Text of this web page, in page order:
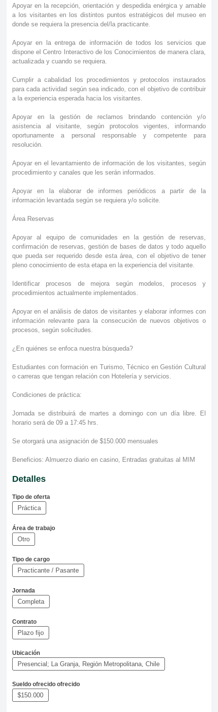
Apoyar en la recepción, orientación y despedida enérgica y amable
a los visitantes en los distintos puntos estratégicos del museo en
donde se requiera la presencia del/la practicante.
Apoyar en la entrega de información de todos los servicios que
dispone el Centro Interactivo de los Conocimientos de manera clara,
actualizada y cuando se requiera.
Cumplir a cabalidad los procedimientos y protocolos instaurados
para cada actividad según sea indicado, con el objetivo de contribuir
a la experiencia esperada hacia los visitantes.
Apoyar en la gestión de reclamos brindando contención y/o
asistencia al visitante, según protocolos vigentes, informando
oportunamente a personal responsable y competente para
resolución.
Apoyar en el levantamiento de información de los visitantes, según
procedimiento y canales que les serán informados.
Apoyar en la elaborar de informes periódicos a partir de la
información levantada según se requiera y/o solicite.
Área Reservas
Apoyar al equipo de comunidades en la gestión de reservas,
confirmación de reservas, gestión de bases de datos y todo aquello
que pueda ser requerido desde esta área, con el objetivo de tener
pleno conocimiento de esta etapa en la experiencia del visitante.
Identificar procesos de mejora según modelos, procesos y
procedimientos actualmente implementados.
Apoyar en el análisis de datos de visitantes y elaborar informes con
información relevante para la consecución de nuevos objetivos o
procesos, según solicitudes.
¿En quiénes se enfoca nuestra búsqueda?
Estudiantes con formación en Turismo, Técnico en Gestión Cultural
o carreras que tengan relación con Hotelería y servicios.
Condiciones de práctica:
Jornada se distribuirá de martes a domingo con un día libre. El
horario será de 09 a 17:45 hrs.
Se otorgará una asignación de $150.000 mensuales
Beneficios: Almuerzo diario en casino, Entradas gratuitas al MIM
Detalles
Tipo de oferta
Práctica
Área de trabajo
Otro
Tipo de cargo
Practicante / Pasante
Jornada
Completa
Contrato
Plazo fijo
Ubicación
Presencial; La Granja, Región Metropolitana, Chile
Sueldo ofrecido ofrecido
$150.000